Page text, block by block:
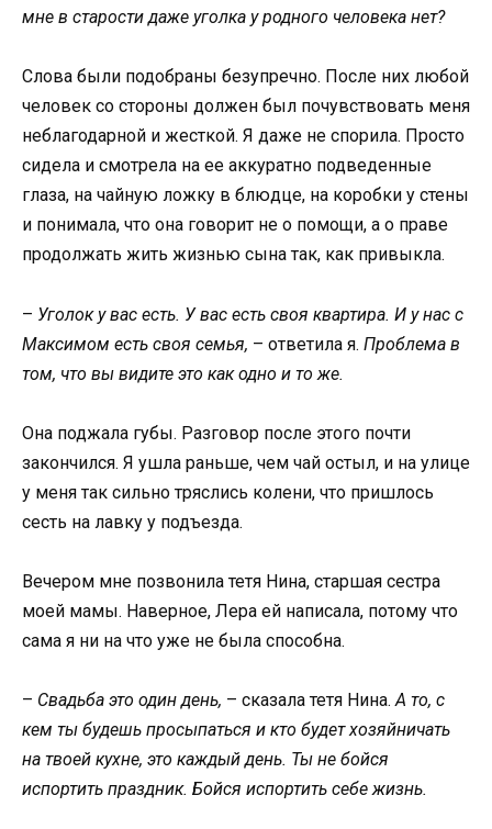
мне в старости даже уголка у родного человека нет?
Слова были подобраны безупречно. После них любой
человек со стороны должен был почувствовать меня
неблагодарной и жесткой. Я даже не спорила. Просто
сидела и смотрела на ее аккуратно подведенные
глаза, на чайную ложку в блюдце, на коробки у стены
и понимала, что она говорит не о помощи, а о праве
продолжать жить жизнью сына так, как привыкла.
– Уголок у вас есть. У вас есть своя квартира. И у нас с
Максимом есть своя семья, – ответила я. Проблема в
том, что вы видите это как одно и то же.
Она поджала губы. Разговор после этого почти
закончился. Я ушла раньше, чем чай остыл, и на улице
у меня так сильно тряслись колени, что пришлось
сесть на лавку у подъезда.
Вечером мне позвонила тетя Нина, старшая сестра
моей мамы. Наверное, Лера ей написала, потому что
сама я ни на что уже не была способна.
– Свадьба это один день, – сказала тетя Нина.А то, с
кем ты будешь просыпаться и кто будет хозяйничать
на твоей кухне, это каждый день. Ты не бойся
испортить праздник. Бойся испортить себе жизнь.